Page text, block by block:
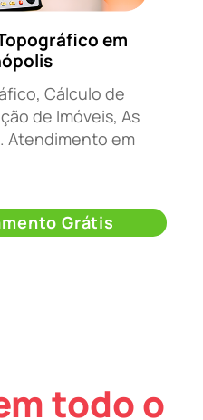
em
Cálculo de
de Imóveis, As
Atendimento em
Grátis
todo o